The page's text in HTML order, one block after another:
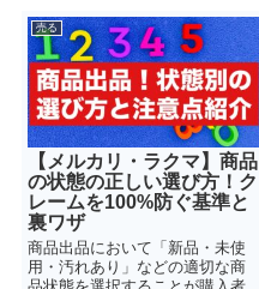
売る
【メルカリ・ラクマ】商品
の状態の正しい選び方！ク
レームを100%防ぐ基準と
裏ワザ
商品出品において「新品・未使
用・汚れあり」などの適切な商